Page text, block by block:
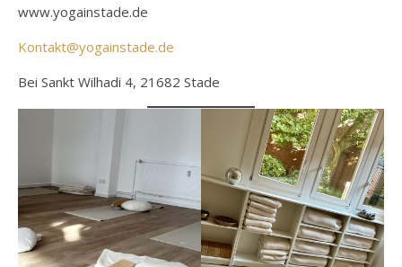
www.yogainstade.de
Kontakt@yogainstade.de
Bei Sankt Wilhadi 4, 21682 Stade